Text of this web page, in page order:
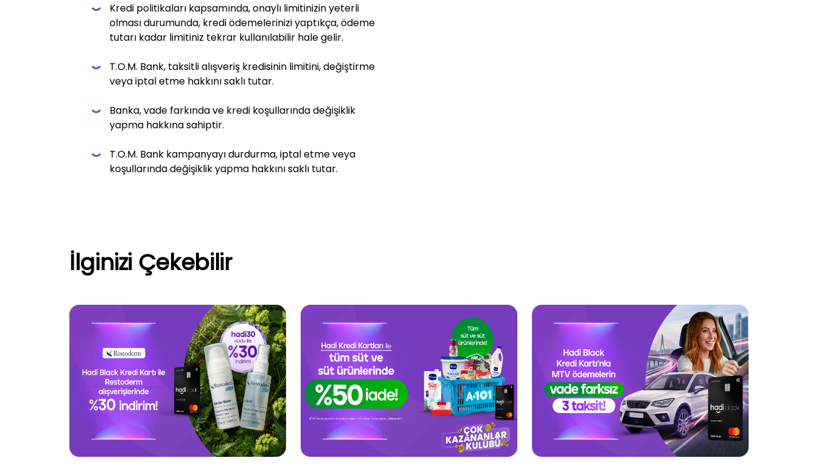
Kredi politikaları kapsamında, onaylı limitinizin yeterli
olması durumunda, kredi ödemelerinizi yaptıkça, ödeme
tutarı kadar limitiniz tekrar kullanılabilir hale gelir.
T.O.M. Bank, taksitli alışveriş kredisinin limitini, değiştirme
veya iptal etme hakkını saklı tutar.
Banka, vade farkında ve kredi koşullarında değişiklik
yapma hakkına sahiptir.
T.O.M. Bank kampanyayı durdurma, iptal etme veya
koşullarında değişiklik yapma hakkını saklı tutar.
İlginizi Çekebilir